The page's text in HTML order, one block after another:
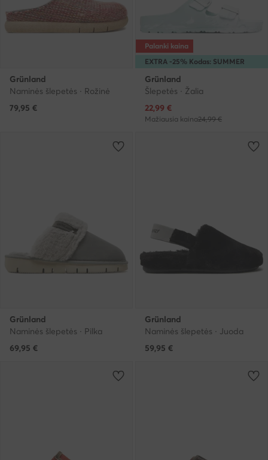
Grünland
Naminės šlepetės · Rožinė
79,95 €
EXTRA -25% Kodas: SUMMER
Palanki kaina
Grünland
Šlepetės · Žalia
Dabartinė kaina
22,99 €
Mažiausia kaina24,99 €
Grünland
Naminės šlepetės · Pilka
69,95 €
Grünland
Naminės šlepetės · Juoda
59,95 €